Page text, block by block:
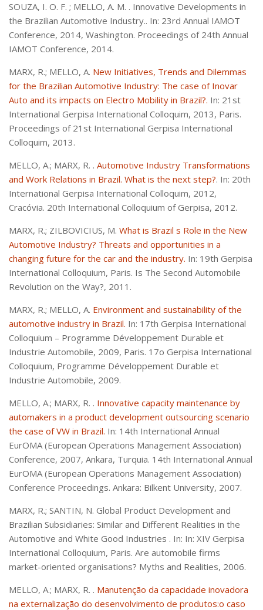
SOUZA, I. O. F. ; MELLO, A. M. . Innovative Developments in
the Brazilian Automotive Industry.. In: 23rd Annual IAMOT
Conference, 2014, Washington. Proceedings of 24th Annual
IAMOT Conference, 2014.
MARX, R.; MELLO, A. New Initiatives, Trends and Dilemmas
for the Brazilian Automotive Industry: The case of Inovar
Auto and its impacts on Electro Mobility in Brazil?. In: 21st
International Gerpisa International Colloquim, 2013, Paris.
Proceedings of 21st International Gerpisa International
Colloquim, 2013.
MELLO, A.; MARX, R. . Automotive Industry Transformations
and Work Relations in Brazil. What is the next step?. In: 20th
International Gerpisa International Colloquim, 2012,
Cracóvia. 20th International Colloquium of Gerpisa, 2012.
MARX, R.; ZILBOVICIUS, M. What is Brazil s Role in the New
Automotive Industry? Threats and opportunities in a
changing future for the car and the industry. In: 19th Gerpisa
International Colloquium, Paris. Is The Second Automobile
Revolution on the Way?, 2011.
MARX, R.; MELLO, A. Environment and sustainability of the
automotive industry in Brazil. In: 17th Gerpisa International
Colloquium – Programme Développement Durable et
Industrie Automobile, 2009, Paris. 17o Gerpisa International
Colloquium, Programme Développement Durable et
Industrie Automobile, 2009.
MELLO, A.; MARX, R. . Innovative capacity maintenance by
automakers in a product development outsourcing scenario
the case of VW in Brazil. In: 14th International Annual
EurOMA (European Operations Management Association)
Conference, 2007, Ankara, Turquia. 14th International Annual
EurOMA (European Operations Management Association)
Conference Proceedings. Ankara: Bilkent University, 2007.
MARX, R.; SANTIN, N. Global Product Development and
Brazilian Subsidiaries: Similar and Different Realities in the
Automotive and White Good Industries . In: In: XIV Gerpisa
International Colloquium, Paris. Are automobile firms
market-oriented organisations? Myths and Realities, 2006.
MELLO, A.; MARX, R. . Manutenção da capacidade inovadora
na externalização do desenvolvimento de produtos:o caso